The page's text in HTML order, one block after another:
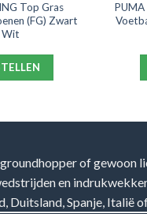
Top Gras
(FG) Zwart
Wit
of gewoon
en
Duitsland, Spanje, Italië